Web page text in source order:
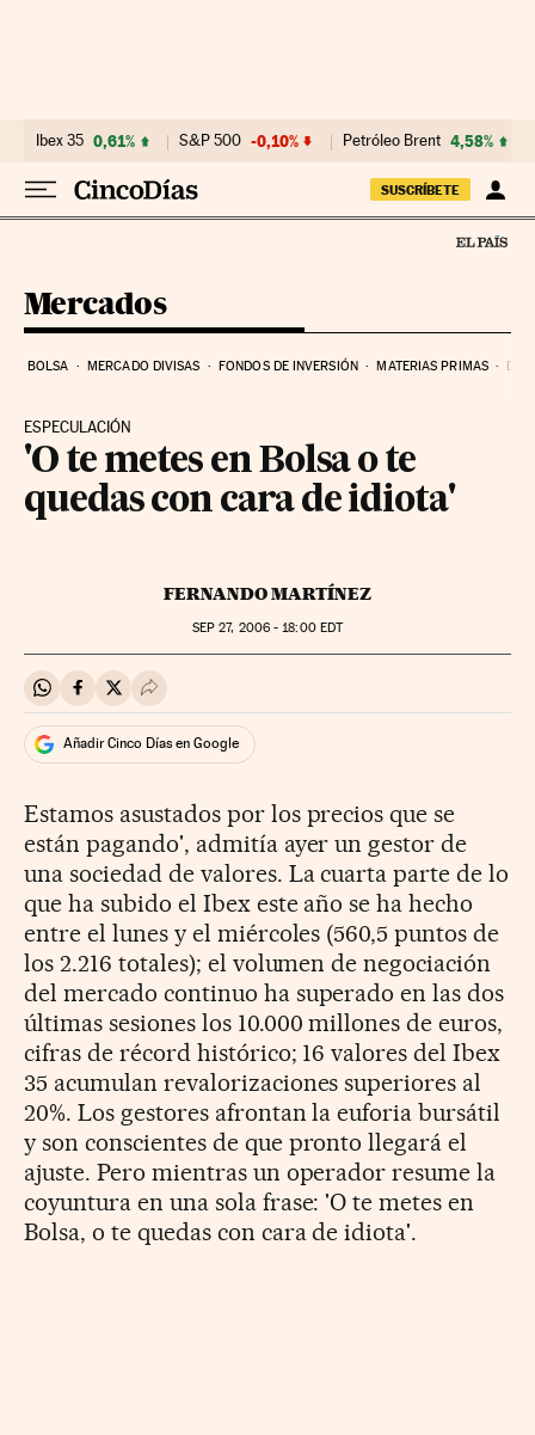
Ibex 35 0,61% S&P 500 -0,10% Petróleo Brent 4,58%
SUSCRÍBETE
Mercados
BOLSA MERCADO DIVISAS FONDOS DE INVERSIÓN MATERIAS PRIMAS
ESPECULACIÓN
'O te metes en Bolsa o te
quedas con cara de idiota'
FERNANDO MARTÍNEZ
SEP 27, 2006 - 18:00EDT
Compartir en Whatsapp
Compartir en Facebook
Compartir en Twitter
Desplegar Redes Sociales
Añadir Cinco Días en Google
Estamos asustados por los precios que se
están pagando', admitía ayer un gestor de
una sociedad de valores. La cuarta parte de lo
que ha subido el Ibex este año se ha hecho
entre el lunes y el miércoles (560,5 puntos de
los 2.216 totales); el volumen de negociación
del mercado continuo ha superado en las dos
últimas sesiones los 10.000 millones de euros,
cifras de récord histórico; 16 valores del Ibex
35 acumulan revalorizaciones superiores al
20%. Los gestores afrontan la euforia bursátil
y son conscientes de que pronto llegará el
ajuste. Pero mientras un operador resume la
coyuntura en una sola frase: 'O te metes en
Bolsa, o te quedas con cara de idiota'.